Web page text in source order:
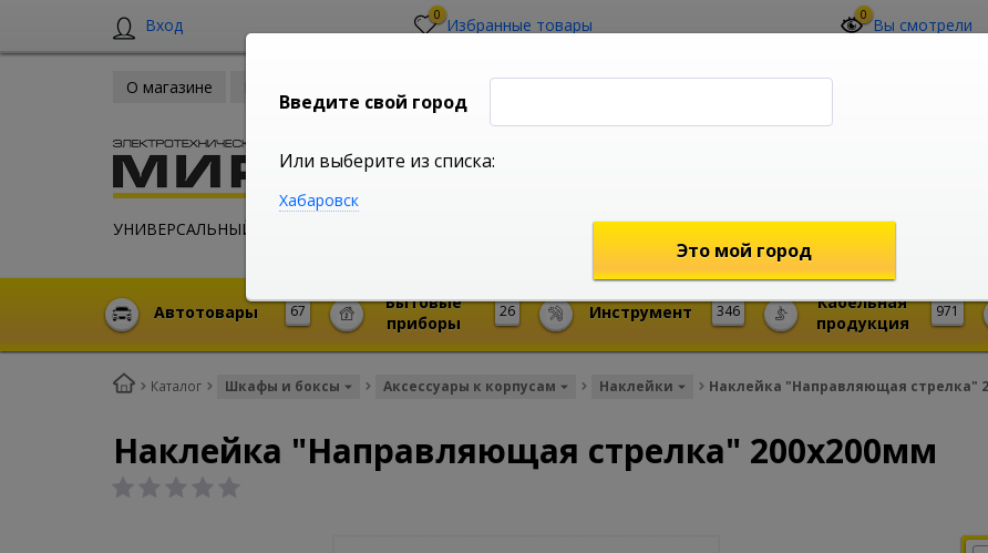
Вход 0 Избранные товары 0 Вы смотрели
О магазине
УНИВЕРСАЛЬНЫЙ ИНТЕРНЕТ МАГАЗИН shop@mireks.ru
67
Автотовары 26
Бытовые
приборы
346
Инструмент 971
Кабельная
продукция
Каталог Шкафы и боксы Аксессуары к корпусам Наклейки Наклейка "Направляющая стрелка"
Наклейка "Направляющая стрелка" 200х200мм
Введите свой город
Или выберите из списка:
Хабаровск
Это мой город